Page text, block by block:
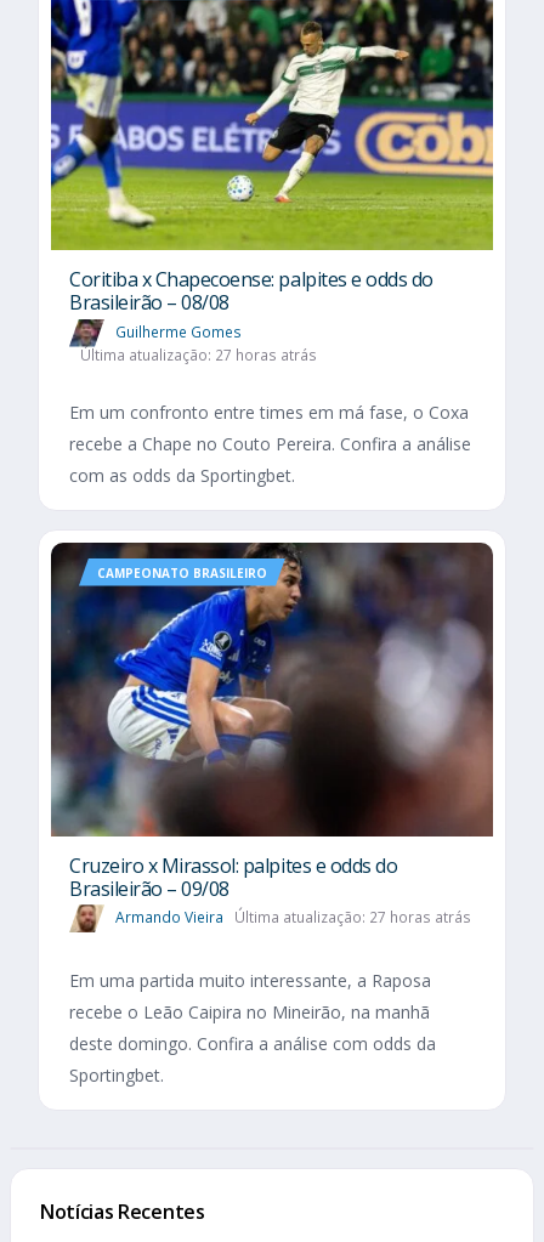
Coritiba x Chapecoense: palpites e odds do
Brasileirão – 08/08
Guilherme Gomes
Última atualização: 27 horas atrás
Em um confronto entre times em má fase, o Coxa
recebe a Chape no Couto Pereira. Confira a análise
com as odds da Sportingbet.
CAMPEONATO BRASILEIRO
Cruzeiro x Mirassol: palpites e odds do
Brasileirão – 09/08
Armando Vieira Última atualização: 27 horas atrás
Em uma partida muito interessante, a Raposa
recebe o Leão Caipira no Mineirão, na manhã
deste domingo. Confira a análise com odds da
Sportingbet.
Notícias Recentes